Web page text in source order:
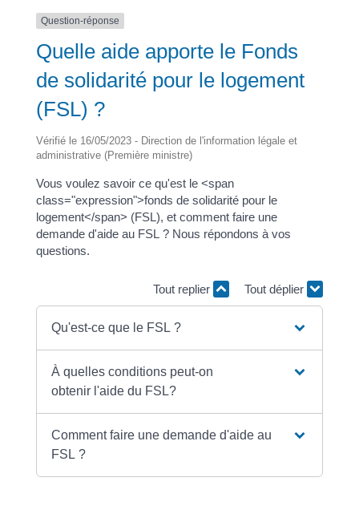
Question-réponse
Quelle aide apporte le Fonds
de solidarité pour le logement
(FSL) ?
Vérifié le 16/05/2023 - Direction de l'information légale et
administrative (Première ministre)
Vous voulez savoir ce qu'est le <span
class="expression">fonds de solidarité pour le
logement</span> (FSL), et comment faire une
demande d'aide au FSL ? Nous répondons à vos
questions.
Tout replier Tout déplier
Qu'est-ce que le FSL ?
À quelles conditions peut-on
obtenir l'aide du FSL?
Comment faire une demande d'aide au
FSL ?